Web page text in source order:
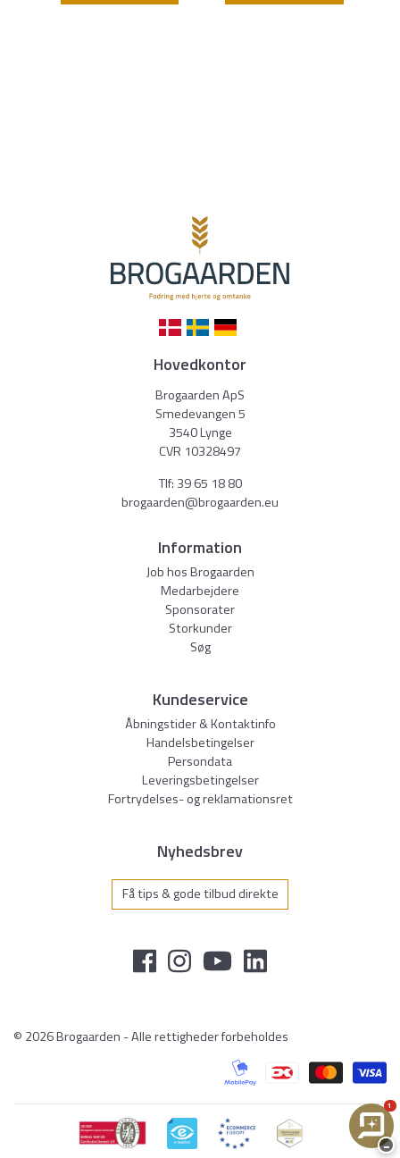
Hovedkontor
Brogaarden ApS
Smedevangen 5
3540 Lynge
CVR 10328497
Tlf: 39 65 18 80
brogaarden@brogaarden.eu
Information
Job hos Brogaarden
Medarbejdere
Sponsorater
Storkunder
Søg
Kundeservice
Åbningstider & Kontaktinfo
Handelsbetingelser
Persondata
Leveringsbetingelser
Fortrydelses- og reklamationsret
Nyhedsbrev
Få tips & gode tilbud direkte
© 2026 Brogaarden - Alle rettigheder forbeholdes
1
−